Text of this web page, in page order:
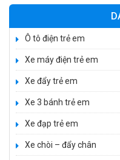
Ô tô điện trẻ em
Xe máy điện trẻ em
Xe đẩy trẻ em
Xe 3 bánh trẻ em
Xe đạp trẻ em
Xe chòi – đẩy chânXe 3
520.000